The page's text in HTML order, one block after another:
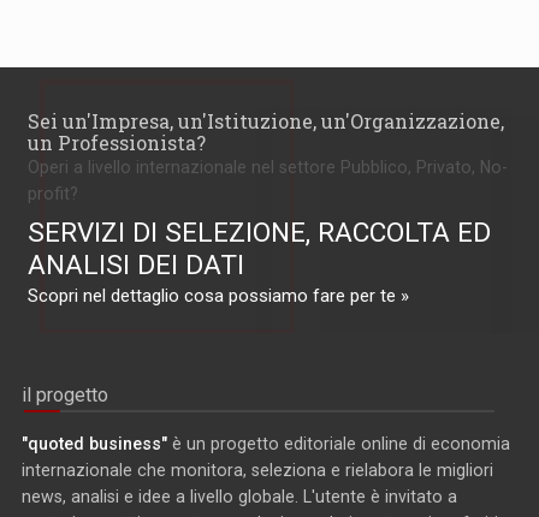
Sei un'Impresa, un'Istituzione, un'Organizzazione,
un Professionista?
Operi a livello internazionale nel settore Pubblico, Privato, No-
profit?
SERVIZI DI SELEZIONE, RACCOLTA ED
ANALISI DEI DATI
Scopri nel dettaglio cosa possiamo fare per te »
il progetto
"quoted business" è un progetto editoriale online di economia
internazionale che monitora, seleziona e rielabora le migliori
news, analisi e idee a livello globale. L'utente è invitato a